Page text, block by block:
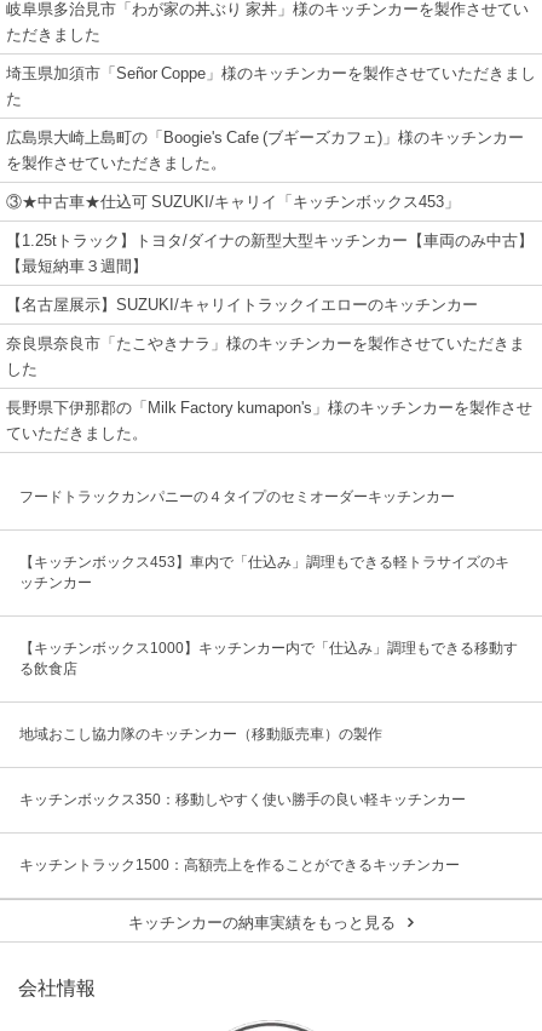
岐阜県多治見市「わが家の丼ぶり 家丼」様のキッチンカーを製作させてい
ただきました
埼玉県加須市「Señor Coppe」様のキッチンカーを製作させていただきまし
た
広島県大崎上島町の「Boogie's Cafe (ブギーズカフェ)」様のキッチンカー
を製作させていただきました。
③★中古車★仕込可 SUZUKI/キャリイ「キッチンボックス453」
【1.25tトラック】トヨタ/ダイナの新型大型キッチンカー【車両のみ中古】
【最短納車３週間】
【名古屋展示】SUZUKI/キャリイトラックイエローのキッチンカー
奈良県奈良市「たこやきナラ」様のキッチンカーを製作させていただきま
した
長野県下伊那郡の「Milk Factory kumapon's」様のキッチンカーを製作させ
ていただきました。
フードトラックカンパニーの４タイプのセミオーダーキッチンカー
【キッチンボックス453】車内で「仕込み」調理もできる軽トラサイズのキ
ッチンカー
【キッチンボックス1000】キッチンカー内で「仕込み」調理もできる移動す
る飲食店
地域おこし協力隊のキッチンカー（移動販売車）の製作
キッチンボックス350：移動しやすく使い勝手の良い軽キッチンカー
キッチントラック1500：高額売上を作ることができるキッチンカー
キッチンカーの納車実績をもっと見る
会社情報